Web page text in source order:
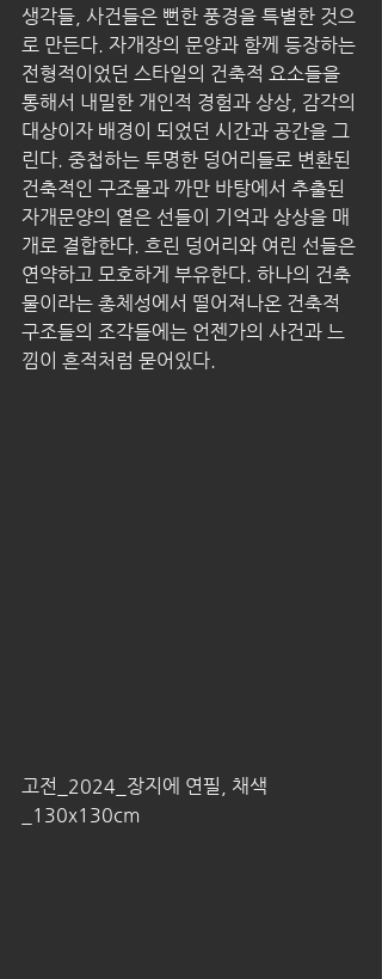
생각들, 사건들은 뻔한 풍경을 특별한 것으
로 만든다. 자개장의 문양과 함께 등장하는
전형적이었던 스타일의 건축적 요소들을
통해서 내밀한 개인적 경험과 상상, 감각의
대상이자 배경이 되었던 시간과 공간을 그
린다. 중첩하는 투명한 덩어리들로 변환된
건축적인 구조물과 까만 바탕에서 추출된
자개문양의 옅은 선들이 기억과 상상을 매
개로 결합한다. 흐린 덩어리와 여린 선들은
연약하고 모호하게 부유한다. 하나의 건축
물이라는 총체성에서 떨어져나온 건축적
구조들의 조각들에는 언젠가의 사건과 느
낌이 흔적처럼 묻어있다.
고전_2024_장지에 연필, 채색
_130x130cm